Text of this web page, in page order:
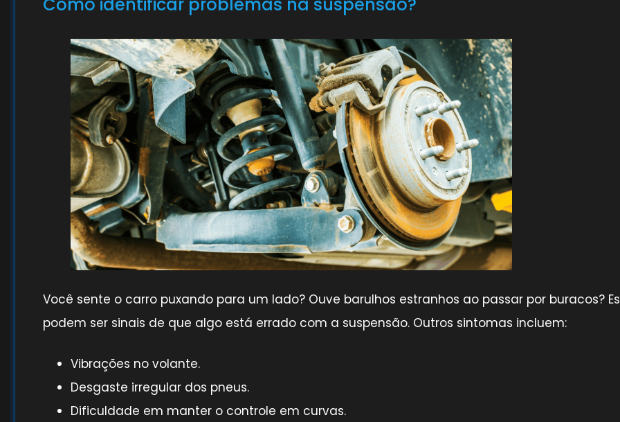
Como identificar problemas na suspensão?
Você sente o carro puxando para um lado? Ouve barulhos estranhos ao passar por buracos?
podem ser sinais de que algo está errado com a suspensão. Outros sintomas incluem:
Vibrações no volante.
Desgaste irregular dos pneus.
Dificuldade em manter o controle em curvas.